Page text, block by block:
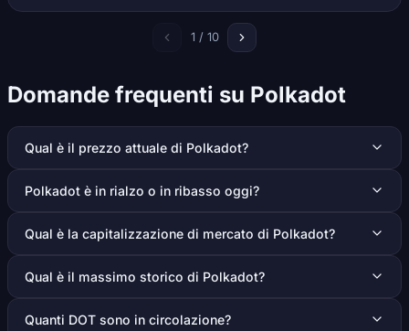
1 / 10
Domande frequenti su Polkadot
Qual è il prezzo attuale di Polkadot?
Polkadot è in rialzo o in ribasso oggi?
Qual è la capitalizzazione di mercato di Polkadot?
Qual è il massimo storico di Polkadot?
Quanti DOT sono in circolazione?